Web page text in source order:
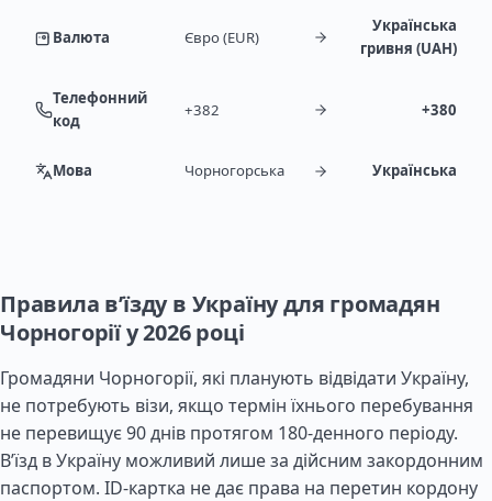
Валюта Євро (EUR)
Українська
гривня (UAH)
Телефонний
код
+382 +380
Мова Чорногорська Українська
Правила в’їзду в Україну для громадян
Чорногорії у 2026 році
Громадяни Чорногорії, які планують відвідати Україну,
не потребують візи, якщо термін їхнього перебування
не перевищує 90 днів протягом 180-денного періоду.
В’їзд в Україну можливий лише за дійсним закордонним
паспортом. ID-картка не дає права на перетин кордону